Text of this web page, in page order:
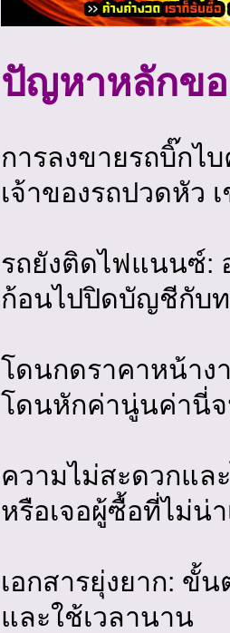
ปัญหาหลักข
การลงขายรถบิ๊กไ
เจ้าของรถปวดหัว
รถยังติดไฟแนนซ์:
ก้อนไปปิดบัญชีกับ
โดนกดราคาหน้าง
โดนหักค่านู่นค่านี่จ
ความไม่สะดวกแล
หรือเจอผู้ซื้อที่ไม่น่
เอกสารยุ่งยาก:
และใช้เวลานาน